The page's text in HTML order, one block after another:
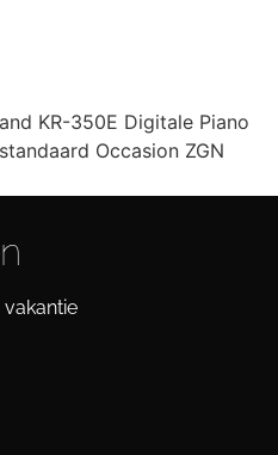
KR-350E Digitale Piano
Occasion ZGN